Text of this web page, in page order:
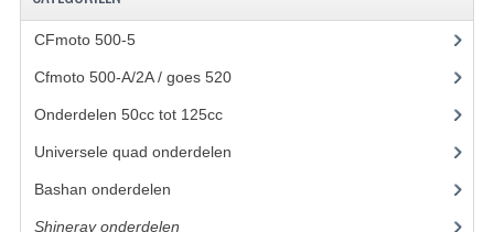
ACCESSOIRES
BASHAN 250-11B
BRANDSTOF SYSTEEM
CFmoto 500-5(5)
Cfmoto 500-A/2A / goes 520(347)
Onderdelen 50cc tot 125cc(49)
Universele quad onderdelen
Bashan onderdelen
Shineray onderdelen